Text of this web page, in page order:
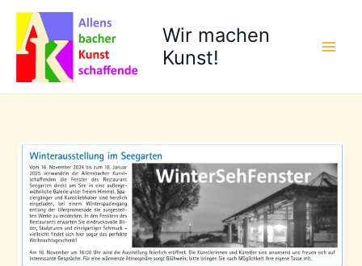
Zum
Inhalt
springen
Wir machen
Kunst!